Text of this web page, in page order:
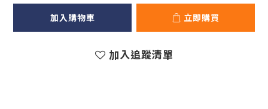
加入購物車 立即購買
加入追蹤清單